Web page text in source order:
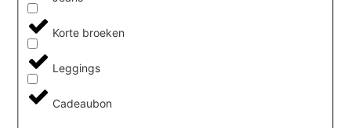
Korte broeken
Leggings
Cadeaubon